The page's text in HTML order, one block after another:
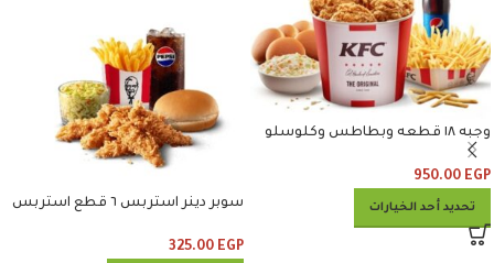
وجبه ١٨ قطعه وبطاطس وكلوسلو
وبيبسي
950.00 EGP
تحديد أحد الخيارات
سوبر دينر استربس ٦ قطع استربس
325.00 EGP